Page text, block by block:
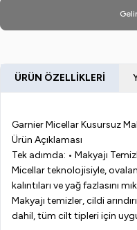
ÜRÜN ÖZELLIKLERI
Garnier Micellar Kusursuz
Ürün Açıklaması
Tek adımda: • Makyajı
Micellar teknolojisiyle,
kalıntıları ve yağ fazlasını
Makyajı temizler, cildi
dahil, tüm cilt tipleri için